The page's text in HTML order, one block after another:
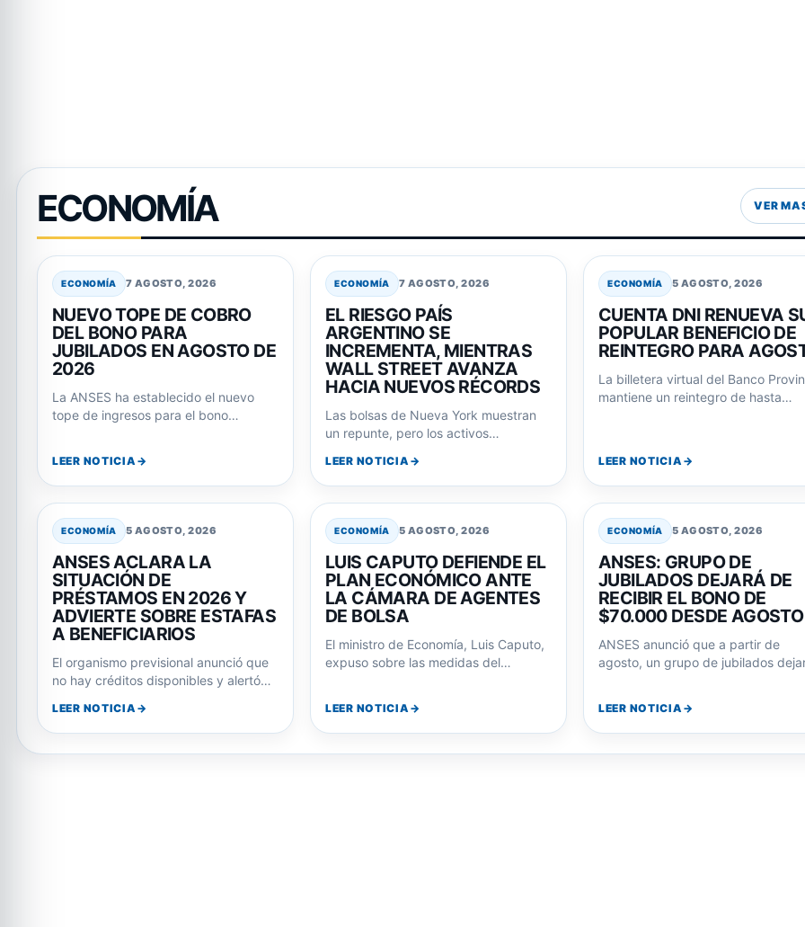
ECONOMÍA VER
ECONOMÍA 7 AGOSTO, 2026
NUEVO TOPE DE COBRO
DEL BONO PARA
JUBILADOS EN AGOSTO DE
2026
La ANSES ha establecido el nuevo
tope de ingresos para el bono
LEER NOTICIA
ECONOMÍA 7 AGOSTO, 2026
EL RIESGO PAÍS
ARGENTINO SE
INCREMENTA, MIENTRAS
WALL STREET AVANZA
HACIA NUEVOS RÉCORDS
Las bolsas de Nueva York muestran
un repunte, pero los activos
tendencia, con…
LEER NOTICIA
ECONOMÍA 5 AGOSTO, 2026
CUENTA DNI RENUEVA
POPULAR BENEFICIO DE
REINTEGRO PARA
La billetera virtual del Banco
mantiene un reintegro de hasta
LEER NOTICIA
ECONOMÍA 5 AGOSTO, 2026
ANSES ACLARA LA
SITUACIÓN DE
PRÉSTAMOS EN 2026 Y
ADVIERTE SOBRE ESTAFAS
A BENEFICIARIOS
El organismo previsional anunció que
no hay créditos disponibles y alertó
y…
LEER NOTICIA
ECONOMÍA 5 AGOSTO, 2026
LUIS CAPUTO DEFIENDE EL
PLAN ECONÓMICO ANTE
LA CÁMARA DE AGENTES
DE BOLSA
El ministro de Economía, Luis Caputo,
expuso sobre las medidas del
LEER NOTICIA
ECONOMÍA 5 AGOSTO, 2026
ANSES: GRUPO DE
JUBILADOS DEJARÁ DE
RECIBIR EL BONO DE
$70.000 DESDE AGOSTO
ANSES anunció que a partir de
agosto, un grupo de jubilados
LEER NOTICIA